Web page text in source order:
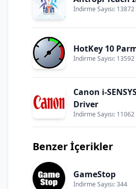
İndirme Sayısı: 13872
HotKey 10
İndirme Sayısı: 13592
Canon i-
Driver
İndirme Sayısı: 11062
Benzer İçerikler
GameStop
İndirme Sayısı: 344